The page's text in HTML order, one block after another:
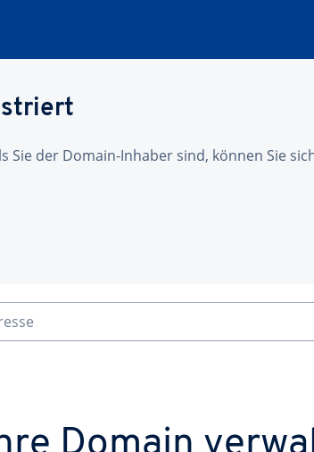
Sie der Domain-Inhaber sind, können Sie